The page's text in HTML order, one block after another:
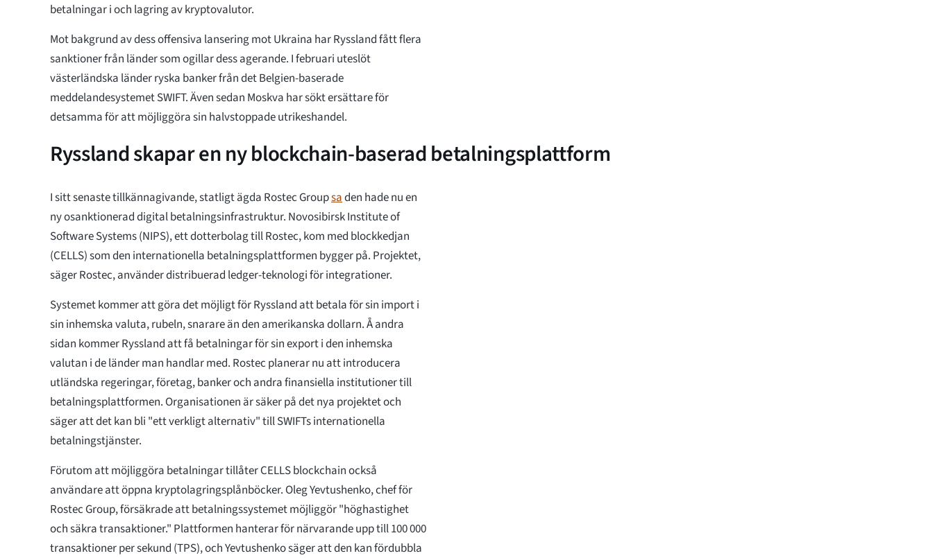
betalningar i och lagring av kryptovalutor.
Mot bakgrund av dess offensiva lansering mot Ukraina har Ryssland fått flera
sanktioner från länder som ogillar dess agerande. I februari uteslöt
västerländska länder ryska banker från det Belgien-baserade
meddelandesystemet SWIFT. Även sedan Moskva har sökt ersättare för
detsamma för att möjliggöra sin halvstoppade utrikeshandel.
Ryssland skapar en ny blockchain-baserad betalningsplattform
I sitt senaste tillkännagivande, statligt ägda Rostec Groupsaden hade nu en
ny osanktionerad digital betalningsinfrastruktur. Novosibirsk Institute of
Software Systems (NIPS), ett dotterbolag till Rostec, kom med blockkedjan
(CELLS) som den internationella betalningsplattformen bygger på. Projektet,
säger Rostec, använder distribuerad ledger-teknologi för integrationer.
Systemet kommer att göra det möjligt för Ryssland att betala för sin import i
sin inhemska valuta, rubeln, snarare än den amerikanska dollarn. Å andra
sidan kommer Ryssland att få betalningar för sin export i den inhemska
valutan i de länder man handlar med. Rostec planerar nu att introducera
utländska regeringar, företag, banker och andra finansiella institutioner till
betalningsplattformen. Organisationen är säker på det nya projektet och
säger att det kan bli "ett verkligt alternativ" till SWIFTs internationella
betalningstjänster.
Förutom att möjliggöra betalningar tillåter CELLS blockchain också
användare att öppna kryptolagringsplånböcker. Oleg Yevtushenko, chef för
Rostec Group, försäkrade att betalningssystemet möjliggör "höghastighet
och säkra transaktioner." Plattformen hanterar för närvarande upp till 100 000
transaktioner per sekund (TPS), och Yevtushenko säger att den kan fördubbla